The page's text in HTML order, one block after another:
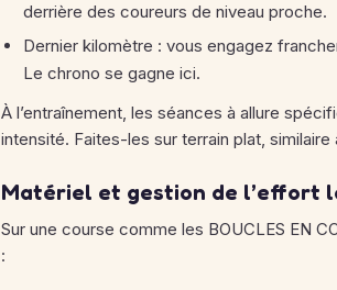
derrière des coureurs de niveau proche.
Dernier kilomètre : vous engagez
Le chrono se gagne ici.
À l’entraînement, les séances à allure
intensité. Faites-les sur terrain plat,
Matériel et gestion de l’effort
Sur une course comme les BOUCLES EN
: